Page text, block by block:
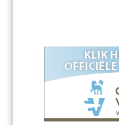
o
o
A
p
p